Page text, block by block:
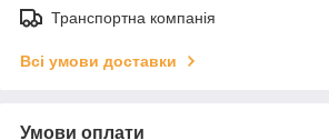
Транспортна компанія
Всі умови доставки
Умови оплати